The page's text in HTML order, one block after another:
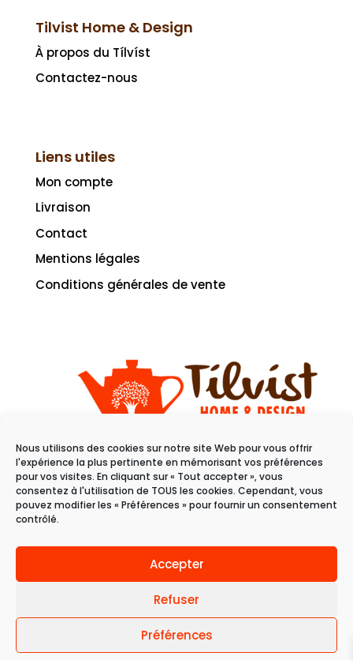
Nous utilisons des cookies sur notre site Web pour vous offrir
l'expérience la plus pertinente en mémorisant vos préférences
pour vos visites. En cliquant sur « Tout accepter », vous
consentez à l'utilisation de TOUS les cookies. Cependant, vous
pouvez modifier les « Préférences » pour fournir un consentement
contrôlé.
Accepter
Refuser
Préférences
Tilvist Home & Design
À propos du Tílvíst
Contactez-nous
Liens utiles
Mon compte
Livraison
Contact
Mentions légales
Conditions générales de vente
11 rue du raisin
68100 Mulhouse
Du mardi au samedi
© 2024 Tilvist | Politique de confidentialité |